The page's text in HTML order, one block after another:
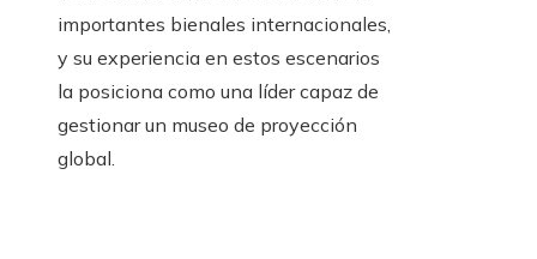
importantes bienales internacionales,
y su experiencia en estos escenarios
la posiciona como una líder capaz de
gestionar un museo de proyección
global.